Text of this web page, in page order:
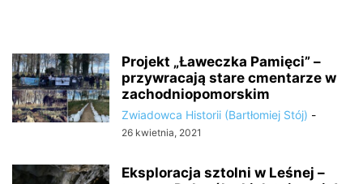
Projekt „Ławeczka Pamięci” –
przywracają stare cmentarze w
zachodniopomorskim
Zwiadowca Historii (Bartłomiej Stój) -
26 kwietnia, 2021
Eksploracja sztolni w Leśnej –